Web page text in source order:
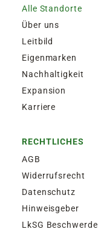
Alle Standorte
Über uns
Leitbild
Eigenmarken
Nachhaltigkeit
Expansion
Karriere
RECHTLICHES
AGB
Widerrufsrecht
Datenschutz
Hinweisgeber
LkSG Beschwerde